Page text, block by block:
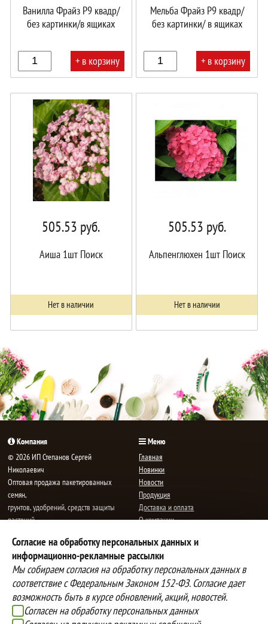
Ванилла Фрайз Р9 квадр/
без картинки/в ящиках
+ в корзину
корзине!
Мельба Фрайз Р9 квадр/
без картинки/ в ящиках
+ в корзину
505.53 руб.
Аиша 1шт Поиск
Нет в наличии
505.53 руб.
Альпенглюхен 1шт Поиск
Нет в наличии
Согласие на обработку персональных данных и
информационно-рекламные рассылки
Мы собираем согласия на обработку персональных данных в
соответствие с Федеральным Законом 152-ФЗ. Согласие дает
возможность быть в курсе обновлений, акций, новостей.
Согласен на обработку персональных данных
Компания
© 2026 ИП Степанов Сергей
Николаевич
Oптовая продажа пакетированных
семян,
грунтов, удобрений, средств защиты
растений.
E-mail:mail@semenauspeha.ru
Телефон: +7 (8352) 28-80-34
Адрес: г. Чебоксары, пр. Мира 76 А
Меню
Главная
Новинки
Новости
Продукция
Доставка и оплата
О компании
Контакты
Способы оплаты Доставка